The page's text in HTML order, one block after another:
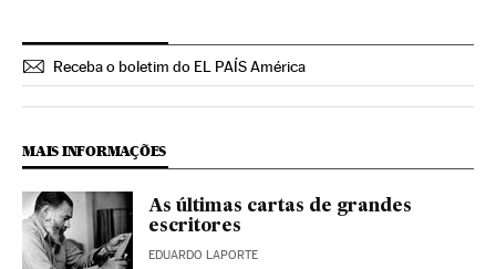
Receba o boletim do EL PAÍS América
MAIS INFORMAÇÕES
As últimas cartas de grandes
escritores
EDUARDO LAPORTE